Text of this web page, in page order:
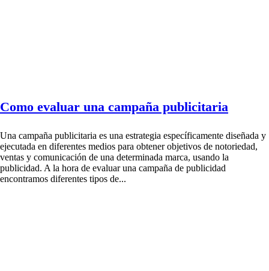
Como evaluar una campaña publicitaria
Una campaña publicitaria es una estrategia específicamente diseñada y
ejecutada en diferentes medios para obtener objetivos de notoriedad,
ventas y comunicación de una determinada marca, usando la
publicidad. A la hora de evaluar una campaña de publicidad
encontramos diferentes tipos de...